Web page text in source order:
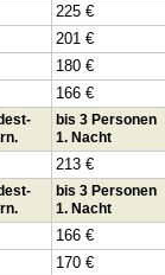
225 €
201 €
180 €
166 €
bis 3 Personen
1. Nacht
213 €
bis 3 Personen
1. Nacht
166 €
170 €